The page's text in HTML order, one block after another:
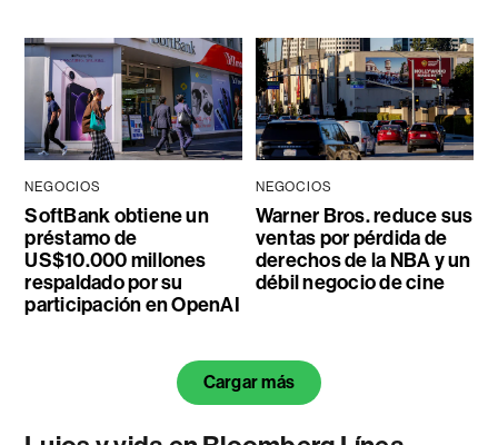
NEGOCIOS
SoftBank obtiene un
préstamo de
US$10.000 millones
respaldado por su
participación en OpenAI
NEGOCIOS
Warner Bros. reduce sus
ventas por pérdida de
derechos de la NBA y un
débil negocio de cine
Cargar más